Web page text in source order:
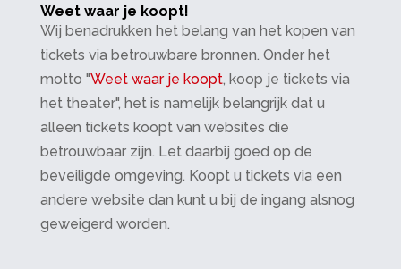
Weet waar je koopt!
Wij benadrukken het belang van het kopen van
tickets via betrouwbare bronnen. Onder het
motto "Weet waar je koopt, koop je tickets via
het theater", het is namelijk belangrijk dat u
alleen tickets koopt van websites die
betrouwbaar zijn. Let daarbij goed op de
beveiligde omgeving. Koopt u tickets via een
andere website dan kunt u bij de ingang alsnog
geweigerd worden.